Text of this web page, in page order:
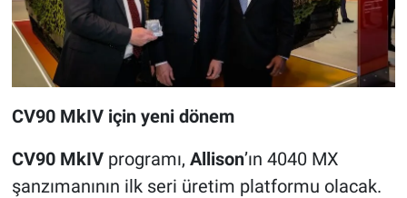
CV90 MkIV için yeni dönem
CV90 MkIVprogramı, Allison’ın 4040 MX
şanzımanının ilk seri üretim platformu olacak.